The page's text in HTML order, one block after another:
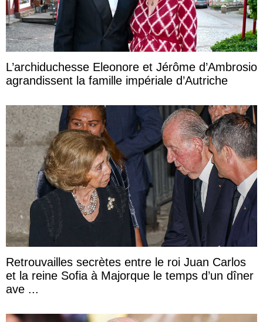
L’archiduchesse Eleonore et Jérôme d’Ambrosio
agrandissent la famille impériale d’Autriche
Retrouvailles secrètes entre le roi Juan Carlos
et la reine Sofia à Majorque le temps d’un dîner
ave ...